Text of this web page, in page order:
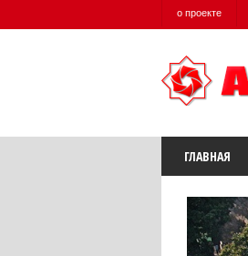
о проекте
ГЛАВНАЯ